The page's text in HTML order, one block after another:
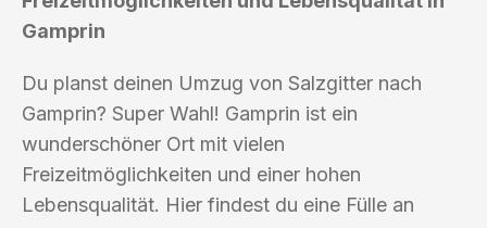
Gamprin
Du planst deinen Umzug von Salzgitter nach
Gamprin? Super Wahl! Gamprin ist ein
wunderschöner Ort mit vielen
Freizeitmöglichkeiten und einer hohen
Lebensqualität. Hier findest du eine Fülle an